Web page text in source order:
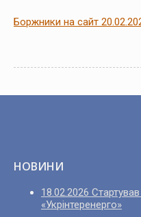
Боржники на сайт
НОВИНИ
18.02.2026
«Укрінтеренерго»